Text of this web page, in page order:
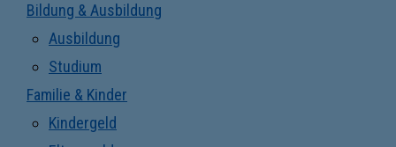
Bildung & Ausbildung
Ausbildung
Studium
Familie & Kinder
Kindergeld